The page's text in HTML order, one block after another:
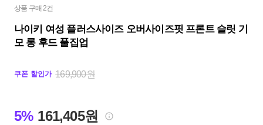
상품 구매 2건
나이키 여성 플러스사이즈 오버사이즈핏 프론트 슬릿 기
모 롱 후드 풀집업
쿠폰 할인가 169,900원
5% 161,405원